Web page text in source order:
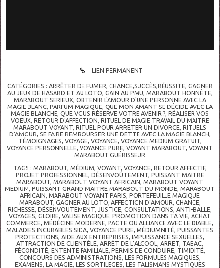
LIEN PERMANENT
CATÉGORIES : ARRÊTER DE FUMER, CHANCE,SUCCÈS,RÉUSSITE, GAGNER
AU JEUX DE HASARD ET AU LOTO, GAIN AU PMU, MARABOUT HONNÊTE,
MARABOUT SERIEUX, OBTENIR L'AMOUR D'UNE PERSONNE AVEC LA
MAGIE BLANC, PARFUM MAGIQUE, QUE MON AMANT SE DÉCIDE AVEC LA
MAGIE BLANCHE,QUE VOUS RÉSERVE VOTRE AVENIR ?,RÉALISER VOS
VOEUX, RETOUR D'AFFECTION, RITUEL DE MAGIE TRAVAIL DU MAITRE
MARABOUT VOYANT,RITUEL POUR ARRETER UN DIVORCE,RITUELS
D'AMOUR, SE FAIRE REMBOURSER UNE DETTE AVEC LA MAGIE BLANCH,
TÉMOIGNAGES, VOYAGE, VOYANCE, VOYANCE MEDIUM GRATUIT,
VOYANCE PERSONNELLE,VOYANCE PURE,VOYANT MARABOUT,VOYANT
MARABOUT GUÉRISSEUR
TAGS : MARABOUT, MÉDIUM VOYANT, VOYANCE RETOUR AFFECTIF,
PROJET PROFESSIONNEL
DÉSENVOÛTEMENT, PUISSANT MAITRE
MARABOUT ,MARABOUT VOYANT AFRICAIN ,MARABOUT VOYANT
MEDIUM ,PUISSANT GRAND MAITRE MARABOUT DU MONDE ,MARABOUT
AFRICAIN ,MARABOUT VOYANT PARIS ,PORTEFEUILLE MAGIQUE
MARABOUT, GAGNER AU LOTO AFFECTION D’AMOUR CHANCE
RICHESSE ,DÉSENVOUTEMENT JUSTICE ,CONSULTATIONS ANTI-BALLE
VOYAGES ,GLOIRE ,VALISE MAGIQUE ,PROMOTION DANS TA VIE ACHAT
COMMERCE ,MÉDÉCINE MODERNE ,PACTE OU ALLIANCE AVEC LE DIABLE
MALADIES INCURABLES SIDA ,VOYANCE PURE ,MÉDIUMNITÉ ,PUISSANTES
PROTECTIONS AIDE AUX ENTREPRISES ,IMPUISSANCE SEXUELLES
ATTRACTION DE CLIENTÈLE ARRÊT DE L’ALCOOL ARRET TABAC
FÉCONDITÉ ENTENTE FAMILIALE PERMIS DE CONDUIRE TIMIDITÉ
CONCOURS DES ADMINISTRATIONS LES FORMULES MAGIQUES
EXAMENS LA MAGIE LES SORTILEGES LES TALISMANS MYSTIQUES